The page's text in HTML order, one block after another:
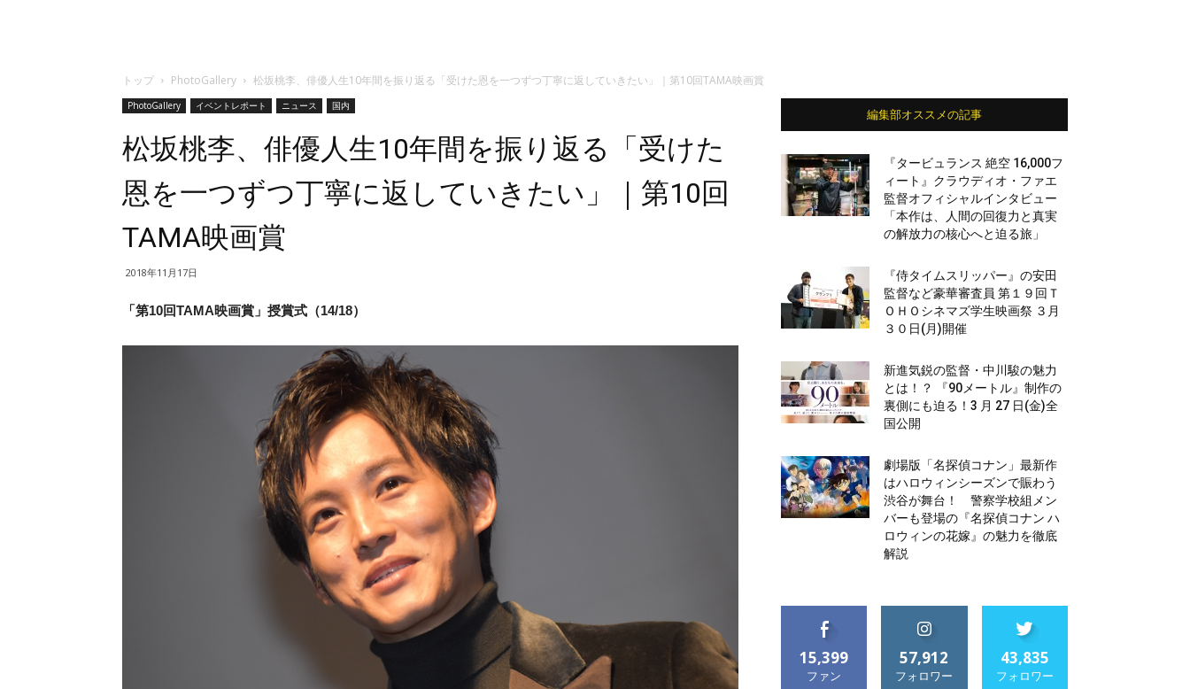
トップ PhotoGallery 松坂桃李、俳優人生10年間を振り返る「受けた恩を一つずつ丁寧に返していきたい」｜第10回TAMA映画賞
PhotoGallery イベントレポート ニュース 国内
松坂桃李、俳優人生10年間を振り返る「受けた
恩を一つずつ丁寧に返していきたい」｜第10回
TAMA映画賞
2018年11月17日
「第10回TAMA映画賞」授賞式（14/18）
編集部オススメの記事
『タービュランス 絶空 16,000フ
ィート』クラウディオ・ファエ
監督オフィシャルインタビュー
「本作は、人間の回復力と真実
の解放力の核心へと迫る旅」
『侍タイムスリッパー』の安田
監督など豪華審査員 第１９回Ｔ
ＯＨＯシネマズ学生映画祭 ３月
３０日(月)開催
新進気鋭の監督・中川駿の魅力
とは！？ 『90メートル』制作の
裏側にも迫る！3 月 27 日(金)全
国公開
劇場版「名探偵コナン」最新作
はハロウィンシーズンで賑わう
渋谷が舞台！ 警察学校組メン
バーも登場の『名探偵コナン ハ
ロウィンの花嫁』の魅力を徹底
解説
15,399
ファン
57,912
フォロワー
43,835
フォロワー